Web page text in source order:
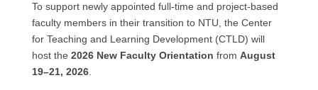
To support newly appointed full-time and project-based
faculty members in their transition to NTU, the Center
for Teaching and Learning Development (CTLD) will
host the 2026 New Faculty Orientation from August
19–21, 2026.